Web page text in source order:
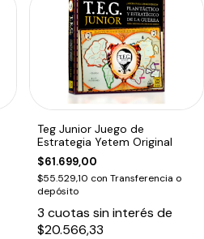
Teg Junior Juego de
Estrategia Yetem Original
$61.699,00
$55.529,10 con Transferencia o
depósito
3 cuotas sin interés de
$20.566,33